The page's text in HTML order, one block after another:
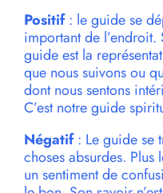
Positif: le guide se
important de
guide est la
que nous suivons ou
dont nous sentons
C’est notre guide
Négatif: Le guide se
choses absurdes. Plus
un sentiment de